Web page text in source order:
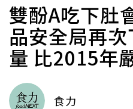
雙酚A吃下肚
品安全局再
量 比2015年
食力